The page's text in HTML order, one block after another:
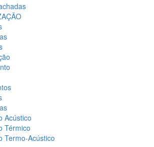
Acústico
Térmico
Termo-Acústico